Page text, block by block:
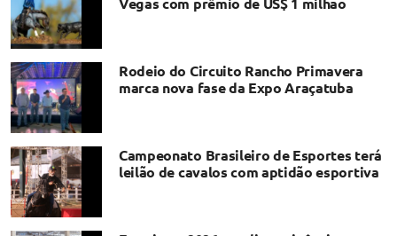
Rodeio do Circuito Rancho Primavera
marca nova fase da Expo Araçatuba
Campeonato Brasileiro de Esportes terá
leilão de cavalos com aptidão esportiva